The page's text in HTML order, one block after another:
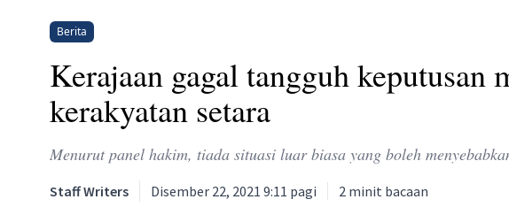
Berita
Kerajaan gagal tangguh keputusan
kerakyatan setara
Menurut panel hakim, tiada situasi luar biasa yang boleh
Staff Writers Disember 22, 2021 9:11 pagi 2 minit bacaan